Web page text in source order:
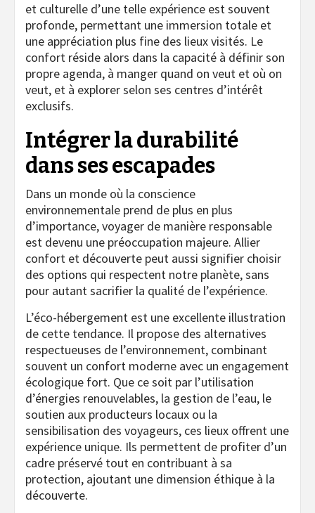
et culturelle d’une telle expérience est souvent
profonde, permettant une immersion totale et
une appréciation plus fine des lieux visités. Le
confort réside alors dans la capacité à définir son
propre agenda, à manger quand on veut et où on
veut, et à explorer selon ses centres d’intérêt
exclusifs.
Intégrer la durabilité
dans ses escapades
Dans un monde où la conscience
environnementale prend de plus en plus
d’importance, voyager de manière responsable
est devenu une préoccupation majeure. Allier
confort et découverte peut aussi signifier choisir
des options qui respectent notre planète, sans
pour autant sacrifier la qualité de l’expérience.
L’éco-hébergement est une excellente illustration
de cette tendance. Il propose des alternatives
respectueuses de l’environnement, combinant
souvent un confort moderne avec un engagement
écologique fort. Que ce soit par l’utilisation
d’énergies renouvelables, la gestion de l’eau, le
soutien aux producteurs locaux ou la
sensibilisation des voyageurs, ces lieux offrent une
expérience unique. Ils permettent de profiter d’un
cadre préservé tout en contribuant à sa
protection, ajoutant une dimension éthique à la
découverte.